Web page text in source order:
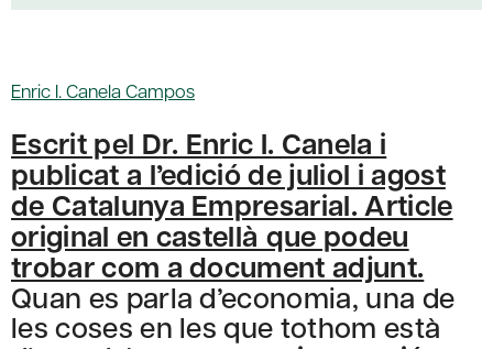
Enric I. Canela Campos
Escrit pel Dr. Enric I. Canela i
publicat a l’edició de juliol i agost
de Catalunya Empresarial. Article
original en castellà que podeu
trobar com a document adjunt.
Quan es parla d’economia, una de
les coses en les que tothom està